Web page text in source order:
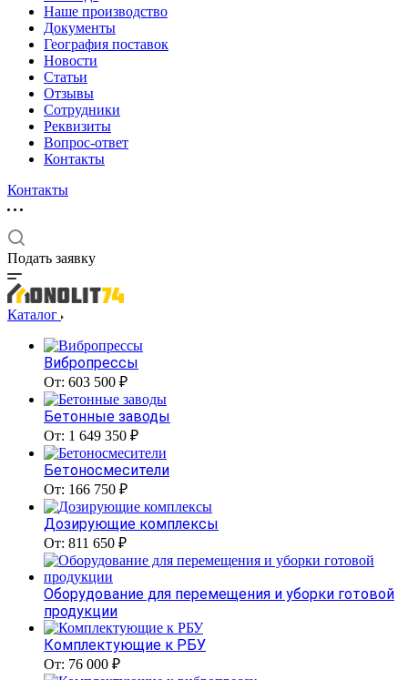
Наше производство
Документы
География поставок
Новости
Статьи
Отзывы
Сотрудники
Реквизиты
Вопрос-ответ
Контакты
Контакты
Подать заявку
Каталог
Вибропрессы
От: 603 500 ₽
Бетонные заводы
От: 1 649 350 ₽
Бетоносмесители
От: 166 750 ₽
Дозирующие комплексы
От: 811 650 ₽
Оборудование для перемещения и уборки готовой
продукции
Комплектующие к РБУ
От: 76 000 ₽